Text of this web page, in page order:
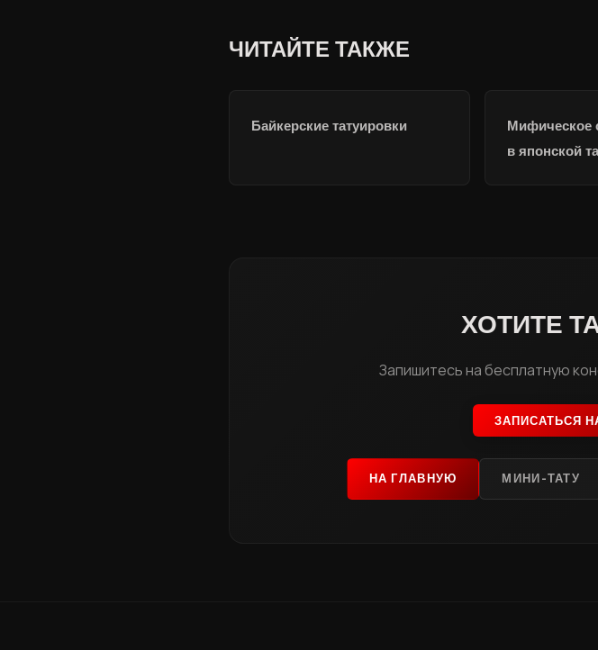
ЧИТАЙТЕ ТАКЖЕ
Байкерские татуировки
Мифическое
в японской
ХОТИТЕ
Запишитесь на бесплатную
ЗАПИСАТЬСЯ
НА ГЛАВНУЮ МИНИ-ТАТУ